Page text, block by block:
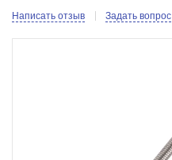
Написать отзыв Задать вопрос